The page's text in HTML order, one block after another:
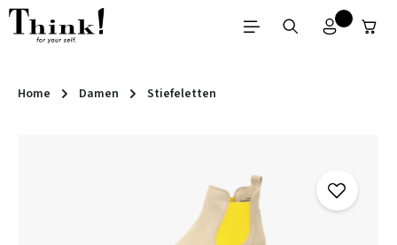
Zum Hauptinhalt springen
Home Damen Stiefeletten